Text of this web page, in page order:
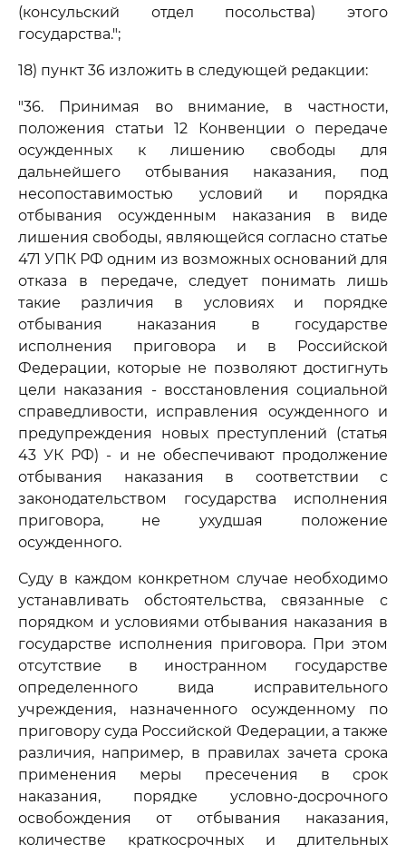
(консульский отдел посольства) этого
государства.";
18) пункт 36 изложить в следующей редакции:
"36. Принимая во внимание, в частности,
положения статьи 12 Конвенции о передаче
осужденных к лишению свободы для
дальнейшего отбывания наказания, под
несопоставимостью условий и порядка
отбывания осужденным наказания в виде
лишения свободы, являющейся согласно статье
471 УПК РФ одним из возможных оснований для
отказа в передаче, следует понимать лишь
такие различия в условиях и порядке
отбывания наказания в государстве
исполнения приговора и в Российской
Федерации, которые не позволяют достигнуть
цели наказания - восстановления социальной
справедливости, исправления осужденного и
предупреждения новых преступлений (статья
43 УК РФ) - и не обеспечивают продолжение
отбывания наказания в соответствии с
законодательством государства исполнения
приговора, не ухудшая положение
осужденного.
Суду в каждом конкретном случае необходимо
устанавливать обстоятельства, связанные с
порядком и условиями отбывания наказания в
государстве исполнения приговора. При этом
отсутствие в иностранном государстве
определенного вида исправительного
учреждения, назначенного осужденному по
приговору суда Российской Федерации, а также
различия, например, в правилах зачета срока
применения меры пресечения в срок
наказания, порядке условно-досрочного
освобождения от отбывания наказания,
количестве краткосрочных и длительных